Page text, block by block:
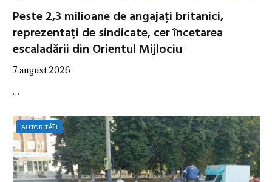
Peste 2,3 milioane de angajați britanici,
reprezentați de sindicate, cer încetarea
escaladării din Orientul Mijlociu
7 august 2026
…
AUTORITĂȚI